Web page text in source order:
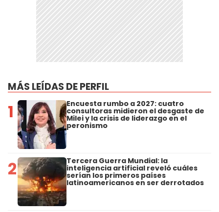
MÁS LEÍDAS DE PERFIL
1 Encuesta rumbo a 2027: cuatro
consultoras midieron el desgaste de
Milei y la crisis de liderazgo en el
peronismo
2 Tercera Guerra Mundial: la
inteligencia artificial reveló cuáles
serían los primeros países
latinoamericanos en ser derrotados